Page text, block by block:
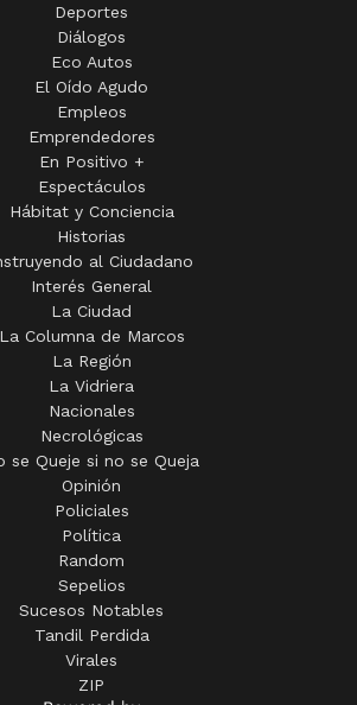
Deportes
Diálogos
Eco Autos
El Oído Agudo
Empleos
Emprendedores
En Positivo +
Espectáculos
Hábitat y Conciencia
Historias
al Ciudadano
Interés General
La Ciudad
La Columna de Marcos
La Región
La Vidriera
Nacionales
Necrológicas
se Queje si no se Queja
Opinión
Policiales
Política
Random
Sepelios
Sucesos Notables
Tandil Perdida
Virales
ZIP